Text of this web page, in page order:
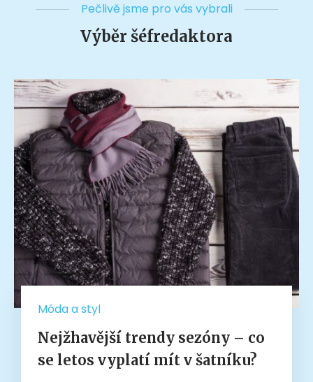
Pečlivě jsme pro vás vybrali
Výběr šéfredaktora
Móda a styl
Nejžhavější trendy sezóny – co
se letos vyplatí mít v šatníku?